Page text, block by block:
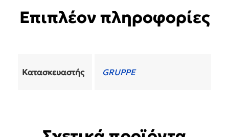
Επιπλέον πληροφορίες
Κατασκευαστής GRUPPE